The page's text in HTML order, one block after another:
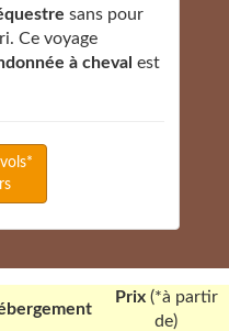
sans pour
Ce voyage
à cheval est
Prix(*à partir
de)